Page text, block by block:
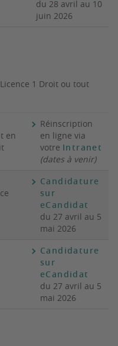
du 28 avril au 10
juin 2026
1 Droit ou tout
en
Réinscription
en ligne via
votre Intranet
(dates à venir)
Candidature
sur
eCandidat
du 27 avril au 5
mai 2026
Candidature
sur
eCandidat
du 27 avril au 5
mai 2026